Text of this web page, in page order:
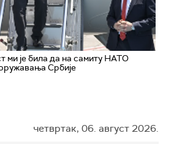
ми је била да на самиту НАТО
Србије
четвртак, 06. август 2026.